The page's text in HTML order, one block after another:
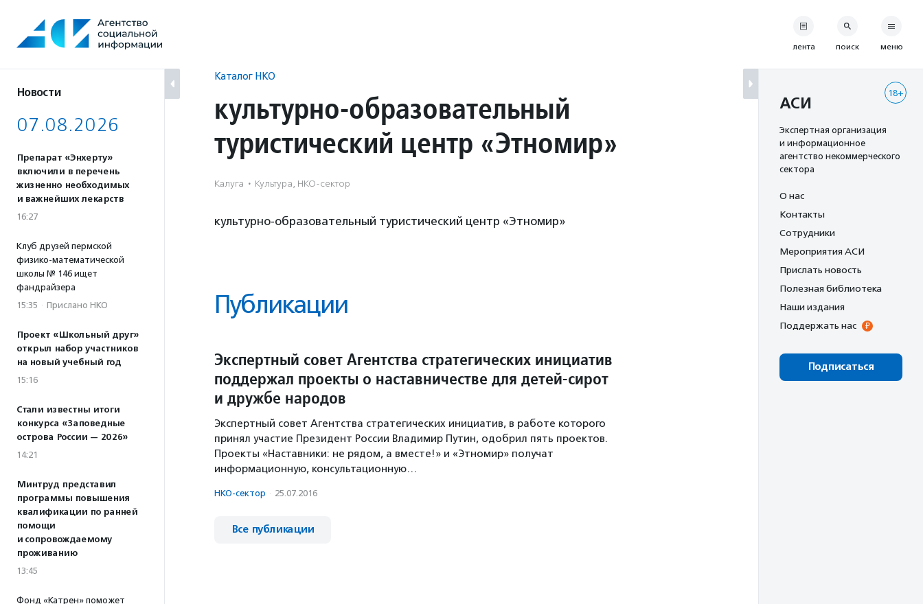
содержанию
Новости
07.08.2026
Препарат «Энхерту»
включили в перечень
жизненно необходимых
и важнейших лекарств
16:27
Клуб друзей пермской
физико-математической
школы № 146 ищет
фандрайзера
15:35 · Прислано НКО
Проект «Школьный друг»
открыл набор участников
на новый учебный год
15:16
Стали известны итоги
конкурса «Заповедные
острова России — 2026»
14:21
Минтруд представил
программы повышения
квалификации по ранней
помощи
и сопровождаемому
проживанию
13:45
Фонд «Катрен» поможет
Каталог НКО
культурно-образовательный
туристический центр «Этномир»
Калуга · Культура, НКО-сектор
культурно-образовательный туристический центр «Этномир»
Публикации
Экспертный совет Агентства стратегических инициатив
поддержал проекты о наставничестве для детей-сирот
и дружбе народов
Экспертный совет Агентства стратегических инициатив, в работе которого
принял участие Президент России Владимир Путин, одобрил пять проектов.
Проекты «Наставники: не рядом, а вместе!» и «Этномир» получат
информационную, консультационную…
НКО-сектор · 25.07.2016
Все публикации
лента поиск меню
18+
АСИ
Экспертная организация
и информационное
агентство некоммерческого
сектора
О нас
Контакты
Сотрудники
Мероприятия АСИ
Прислать новость
Полезная библиотека
Наши издания
Поддержать нас
Подписаться